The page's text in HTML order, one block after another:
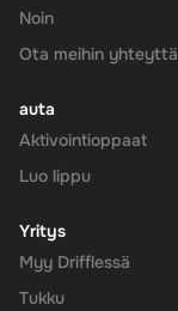
Noin
Ota meihin yhteyttä
auta
Aktivointioppaat
Luo lippu
Yritys
Myy Drifflessä
Tukku